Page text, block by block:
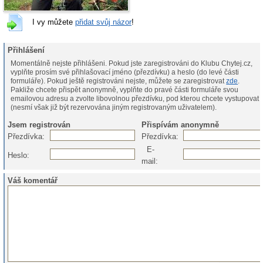
I vy můžete přidat svůj názor!
Přihlášení
Momentálně nejste přihlášeni. Pokud jste zaregistrováni do Klubu Chytej.cz,
vyplňte prosím své přihlašovací jméno (přezdívku) a heslo (do levé části
formuláře). Pokud ještě registrováni nejste, můžete se zaregistrovatzde.
Pakliže chcete přispět anonymně, vyplňte do pravé části formuláře svou
emailovou adresu a zvolte libovolnou přezdívku, pod kterou chcete vystupovat
(nesmí však již být rezervována jiným registrovaným uživatelem).
Jsem registrován
Přispívám anonymně
Přezdívka:
Přezdívka:
Heslo:
E-
mail:
Váš komentář